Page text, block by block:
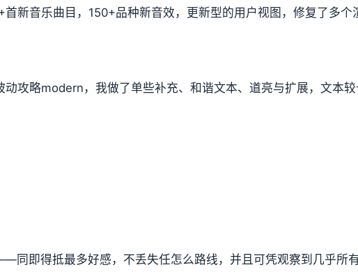
新音乐曲目，150+品种新音效，更新型的用户视图，修复了多个
攻略modern，我做了单些补充、和谐文本、道亮与扩展，文本
即得抵最多好感，不丢失任怎么路线，并且可凭观察到几乎所有